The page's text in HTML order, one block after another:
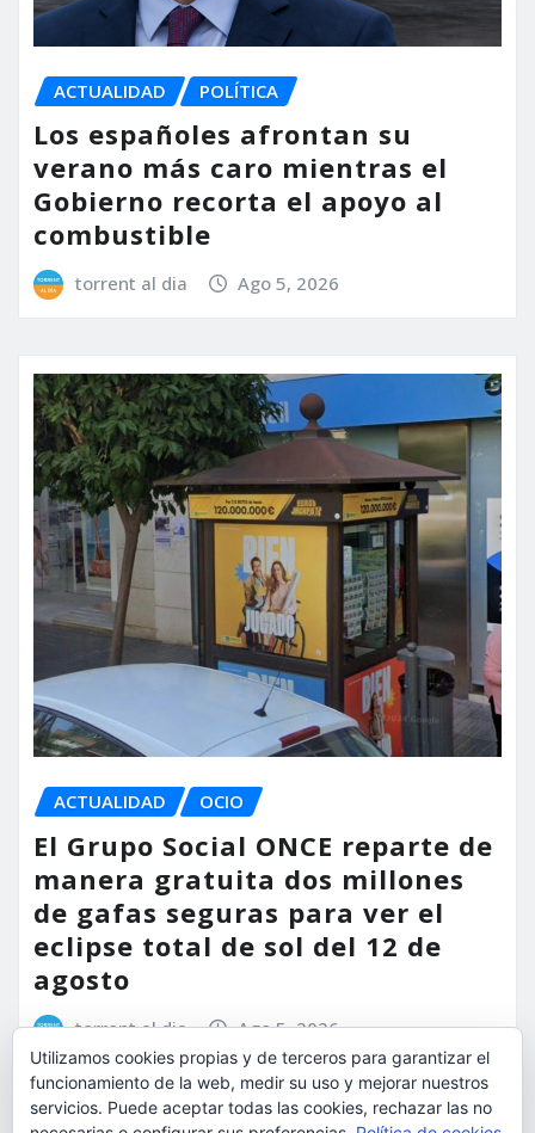
ACTUALIDAD POLÍTICA
Los españoles afrontan su
verano más caro mientras el
Gobierno recorta el apoyo al
combustible
torrent al dia Ago 5, 2026
ACTUALIDAD OCIO
El Grupo Social ONCE reparte de
manera gratuita dos millones
de gafas seguras para ver el
eclipse total de sol del 12 de
agosto
torrent al dia Ago 5, 2026
Utilizamos cookies propias y de terceros para garantizar el
funcionamiento de la web, medir su uso y mejorar nuestros
servicios. Puede aceptar todas las cookies, rechazar las no